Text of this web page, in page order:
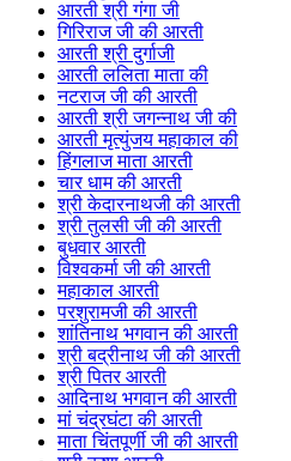
आरती श्री गंगा जी
गिरिराज जी की आरती
आरती श्री दुर्गाजी
आरती ललिता माता की
नटराज जी की आरती
आरती श्री जगन्नाथ जी की
आरती मृत्युंजय महाकाल की
हिंगलाज माता आरती
चार धाम की आरती
श्री केदारनाथजी की आरती
श्री तुलसी जी की आरती
बुधवार आरती
विश्वकर्मा जी की आरती
महाकाल आरती
परशुरामजी की आरती
शांतिनाथ भगवान की आरती
श्री बद्रीनाथ जी की आरती
श्री पितर आरती
आदिनाथ भगवान की आरती
मां चंद्रघंटा की आरती
माता चिंतपूर्णी जी की आरती